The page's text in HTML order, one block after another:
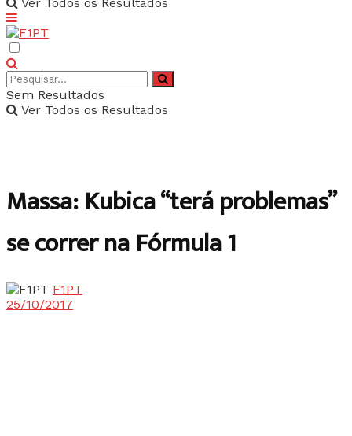
Sem Resultados
Ver Todos os Resultados
Massa: Kubica “terá problemas”
se correr na Fórmula 1
F1PT
25/10/2017